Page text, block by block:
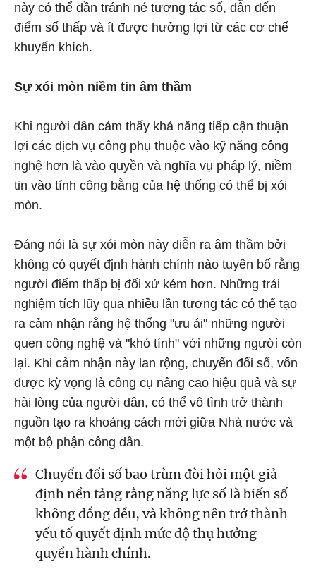
này có thể dần tránh né tương tác số, dẫn đến
điểm số thấp và ít được hưởng lợi từ các cơ chế
khuyến khích.
Sự xói mòn niềm tin âm thầm
Khi người dân cảm thấy khả năng tiếp cận thuận
lợi các dịch vụ công phụ thuộc vào kỹ năng công
nghệ hơn là vào quyền và nghĩa vụ pháp lý, niềm
tin vào tính công bằng của hệ thống có thể bị xói
mòn.
Đáng nói là sự xói mòn này diễn ra âm thầm bởi
không có quyết định hành chính nào tuyên bố rằng
người điểm thấp bị đối xử kém hơn. Những trải
nghiệm tích lũy qua nhiều lần tương tác có thể tạo
ra cảm nhận rằng hệ thống "ưu ái" những người
quen công nghệ và "khó tính" với những người còn
lại. Khi cảm nhận này lan rộng, chuyển đổi số, vốn
được kỳ vọng là công cụ nâng cao hiệu quả và sự
hài lòng của người dân, có thể vô tình trở thành
nguồn tạo ra khoảng cách mới giữa Nhà nước và
một bộ phận công dân.
Chuyển đổi số bao trùm đòi hỏi một giả
định nền tảng rằng năng lực số là biến số
không đồng đều, và không nên trở thành
yếu tố quyết định mức độ thụ hưởng
quyền hành chính.